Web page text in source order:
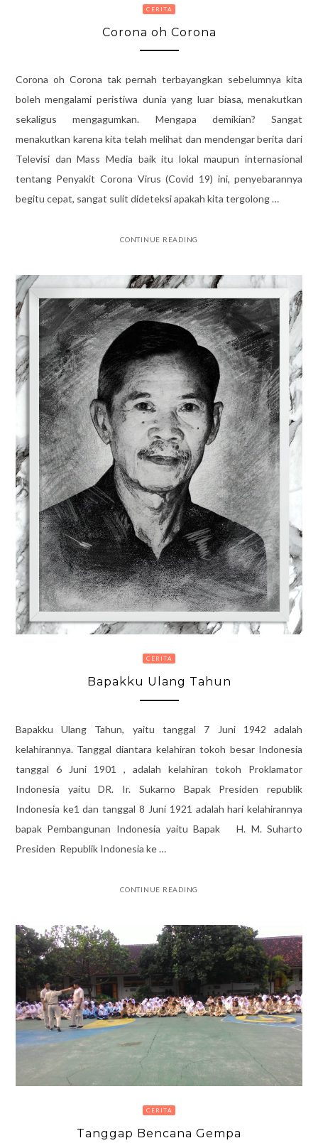
CERITA
Corona oh Corona
Corona oh Corona tak pernah terbayangkan sebelumnya kita
boleh mengalami peristiwa dunia yang luar biasa, menakutkan
sekaligus mengagumkan. Mengapa demikian? Sangat
menakutkan karena kita telah melihat dan mendengar berita dari
Televisi dan Mass Media baik itu lokal maupun internasional
tentang Penyakit Corona Virus (Covid 19) ini, penyebarannya
begitu cepat, sangat sulit dideteksi apakah kita tergolong …
CONTINUE READING
CERITA
Bapakku Ulang Tahun
Bapakku Ulang Tahun, yaitu tanggal 7 Juni 1942 adalah
kelahirannya. Tanggal diantara kelahiran tokoh besar Indonesia
tanggal 6 Juni 1901 , adalah kelahiran tokoh Proklamator
Indonesia yaitu DR. Ir. Sukarno Bapak Presiden republik
Indonesia ke1 dan tanggal 8 Juni 1921 adalah hari kelahirannya
bapak Pembangunan Indonesia yaitu Bapak H. M. Suharto
Presiden Republik Indonesia ke …
CONTINUE READING
CERITA
Tanggap Bencana Gempa